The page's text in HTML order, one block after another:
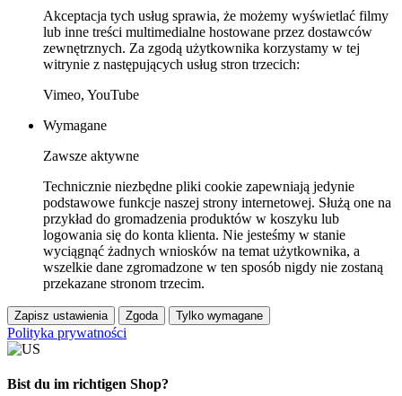
Akceptacja tych usług sprawia, że możemy wyświetlać filmy
lub inne treści multimedialne hostowane przez dostawców
zewnętrznych. Za zgodą użytkownika korzystamy w tej
witrynie z następujących usług stron trzecich:
Vimeo, YouTube
Wymagane
Zawsze aktywne
Technicznie niezbędne pliki cookie zapewniają jedynie
podstawowe funkcje naszej strony internetowej. Służą one na
przykład do gromadzenia produktów w koszyku lub
logowania się do konta klienta. Nie jesteśmy w stanie
wyciągnąć żadnych wniosków na temat użytkownika, a
wszelkie dane zgromadzone w ten sposób nigdy nie zostaną
przekazane stronom trzecim.
Zapisz ustawienia Zgoda Tylko wymagane
Polityka prywatności
Bist du im richtigen Shop?